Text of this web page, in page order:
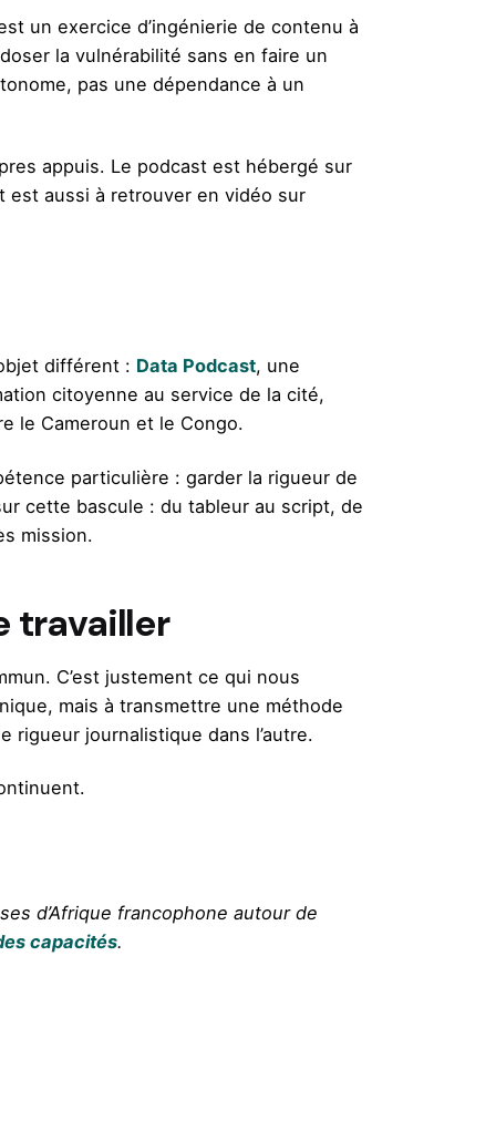
un exercice d’ingénierie de contenu à
la vulnérabilité sans en faire un
pas une dépendance à un
appuis. Le podcast est hébergé sur
est aussi à retrouver en vidéo sur
différent : Data Podcast, une
citoyenne au service de la cité,
le Cameroun et le Congo.
particulière : garder la rigueur de
cette bascule : du tableur au script, de
mission.
travailler
C’est justement ce qui nous
mais à transmettre une méthode
journalistique dans l’autre.
d’Afrique francophone autour de
capacités.